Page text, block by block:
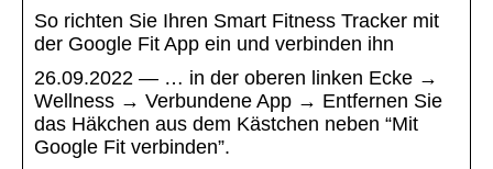
So richten Sie Ihren Smart Fitness Tracker mit
der Google Fit App ein und verbinden ihn
26.09.2022 — … in der oberen linken Ecke →
Wellness → Verbundene App → Entfernen Sie
das Häkchen aus dem Kästchen neben “Mit
Google Fit verbinden”.